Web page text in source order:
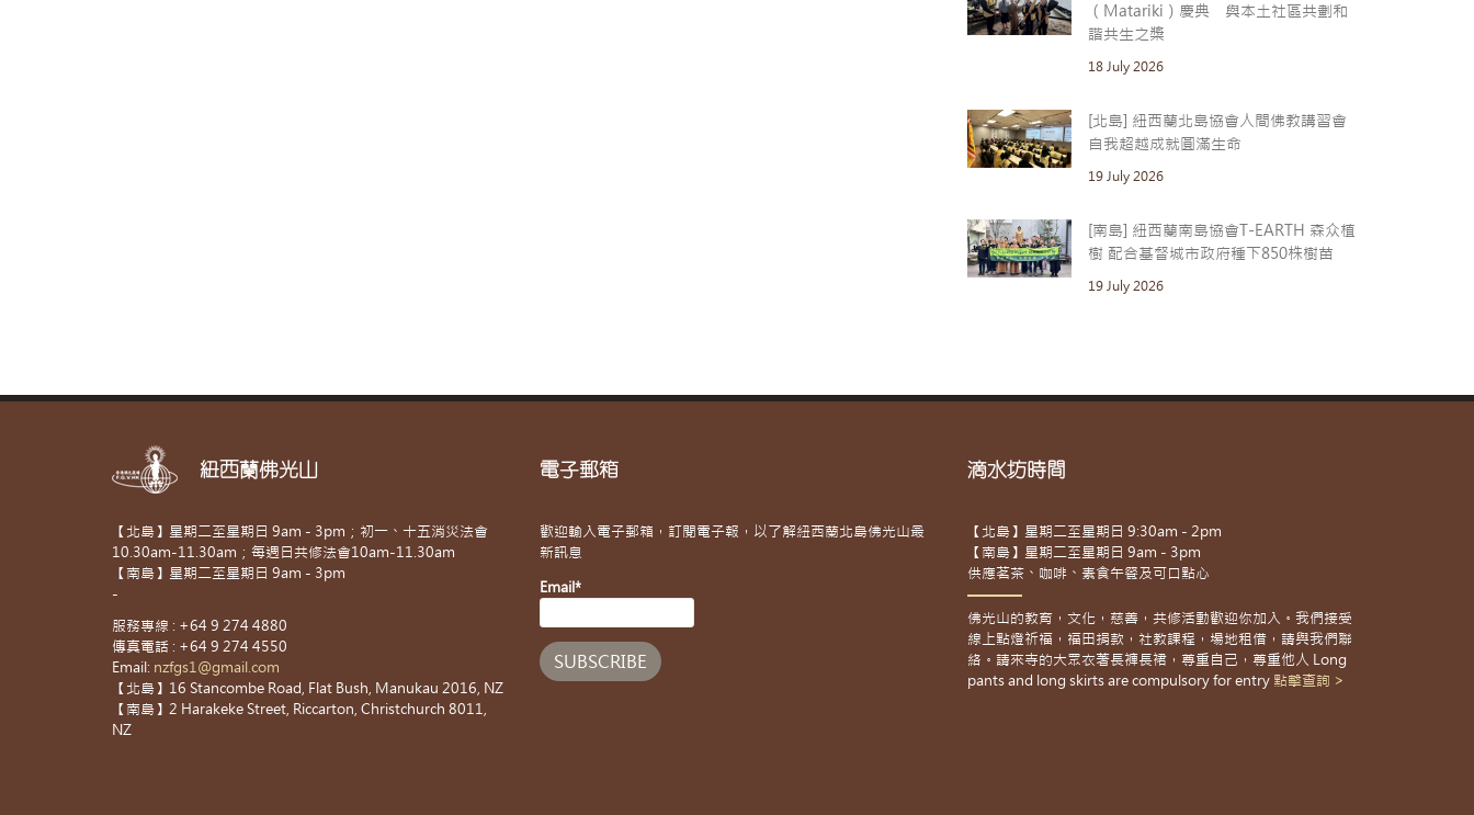
（Matariki）慶典 與本土社區共劃和
諧共生之槳
18 July 2026
[北島] 紐西蘭北島協會人間佛教講習會
自我超越成就圓滿生命
19 July 2026
[南島] 紐西蘭南島協會T-EARTH 森众植
樹 配合基督城市政府種下850株樹苗
19 July 2026
紐西蘭佛光山
【北島】星期二至星期日 9am - 3pm；初一、十五消災法會
10.30am-11.30am；每週日共修法會10am-11.30am
【南島】星期二至星期日 9am - 3pm
-
服務專線 : +64 9 274 4880
傳真電話 : +64 9 274 4550
Email: nzfgs1@gmail.com
【北島】16 Stancombe Road, Flat Bush, Manukau 2016, NZ
【南島】2 Harakeke Street, Riccarton, Christchurch 8011,
NZ
電子郵箱
歡迎輸入電子郵箱，訂閱電子報，以了解紐西蘭北島佛光山最
新訊息
Email*
滴水坊時間
【北島】星期二至星期日 9:30am - 2pm
【南島】星期二至星期日 9am - 3pm
供應茗茶、咖啡、素食午餐及可口點心
佛光山的教育，文化，慈善，共修活動歡迎你加入。我們接受
線上點燈祈福，福田捐款，社教課程，場地租借，請與我們聯
絡。請來寺的大眾衣著長褲長裙，尊重自己，尊重他人 Long
pants and long skirts are compulsory for entry 點擊查詢 >